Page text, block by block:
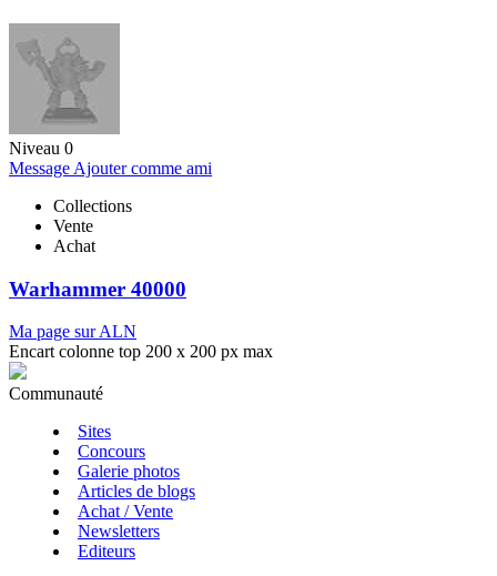
Niveau 0
Message Ajouter comme ami
Collections
Vente
Achat
Warhammer 40000
Ma page sur ALN
Encart colonne top 200 x 200 px max
Communauté
Sites
Concours
Galerie photos
Articles de blogs
Achat / Vente
Newsletters
Editeurs